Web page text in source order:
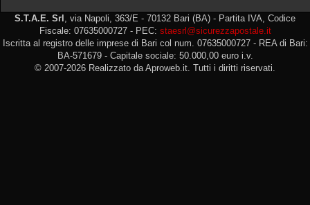
S.T.A.E. Srl
, via Napoli, 363/E - 70132 Bari (BA) - Partita IVA, Codice
Fiscale: 07635000727 - PEC: staesrl@sicurezzapostale.it
Iscritta al registro delle imprese di Bari col num. 07635000727 - REA di Bari:
BA-571679 - Capitale sociale: 50.000,00 euro i.v.
© 2007-2026 Realizzato da Aproweb.it. Tutti i diritti riservati.